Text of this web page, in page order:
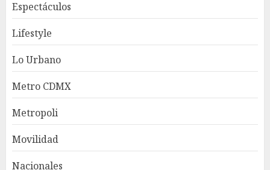
Espectáculos
Lifestyle
Lo Urbano
Metro CDMX
Metropoli
Movilidad
Nacionales